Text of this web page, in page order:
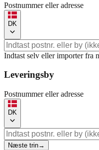
Postnummer eller adresse
DK
Indtast selv eller importer fra
Leveringsby
Postnummer eller adresse
DK
Næste trin→